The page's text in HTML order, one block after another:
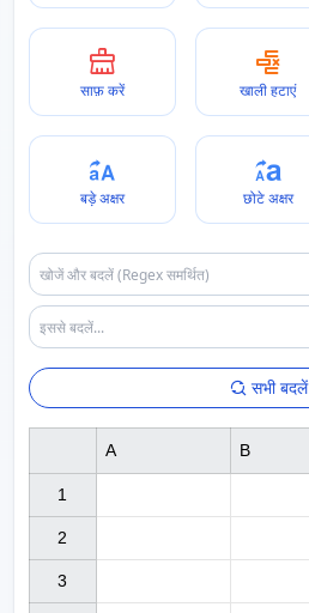
साफ़ करें खाली हटाएं
बड़े अक्षर छोटे अक्षर
सभी बदलें
1
2
3
A B